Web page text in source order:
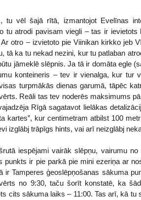
tu vēl šajā rītā, izmantojot Evelīnas
tu atrodi pavisam viegli – tas ir
otro – izvietoto pie Viinikan kirkko jeb
ka tu nekad nezini, kur tu patlaban
jāmeklē slēpnis. Ja tā ir domāta egle
konteineris – tev ir vienalga, kur tur
turpmākās dienas garumā, tāpēc
Reāli tas tev noderēs maksimums
Rīgā sagatavot lielākas
kartes”, kur centimetram atbilst 100
izglābj trāpīgs hints, vai arī neizglābj
iespējami vairāk slēpņu, vairumu
ir pie parkā pie mini ezeriņa ar
Tamperes ģeoslēpņošanas sākuma
no 9:30, taču šorīt konstatē, ka
cits sākuma laiks – 11:00. Tas arī, kā tu